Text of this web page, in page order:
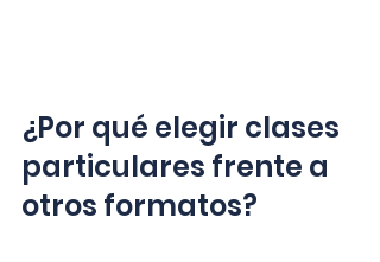
¿Por qué elegir clases
particulares frente a
otros formatos?